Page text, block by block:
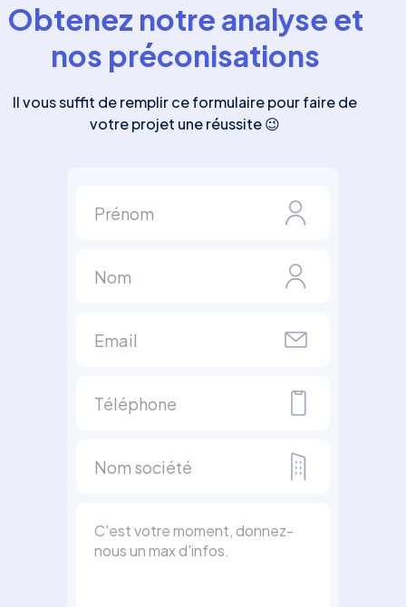
Obtenez notre analyse et
nos préconisations
Il vous suffit de remplir ce formulaire pour faire de
votre projet une réussite 😉